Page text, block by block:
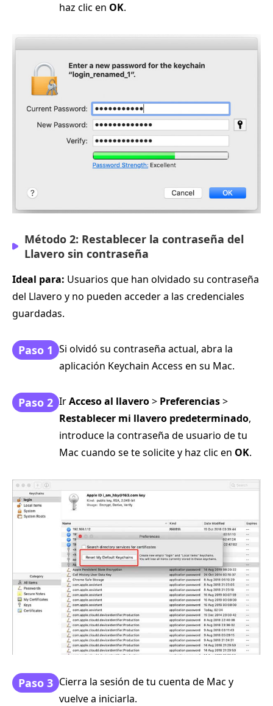
haz clic en OK.
Método 2: Restablecer la contraseña del
Llavero sin contraseña
Ideal para: Usuarios que han olvidado su contraseña
del Llavero y no pueden acceder a las credenciales
guardadas.
Paso 1 Si olvidó su contraseña actual, abra la
aplicación Keychain Access en su Mac.
Paso 2 IrAcceso al llavero> Preferencias>
Restablecer mi llavero predeterminado,
introduce la contraseña de usuario de tu
Mac cuando se te solicite y haz clic en OK.
Paso 3 Cierra la sesión de tu cuenta de Mac y
vuelve a iniciarla.